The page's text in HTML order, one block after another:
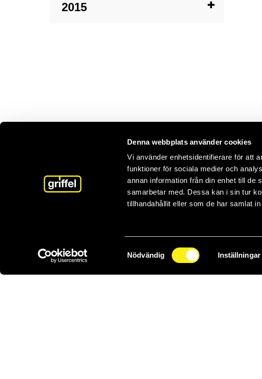
Denna webbplats använder cookies
Vi använder enhetsidentifierare för att
funktioner för sociala medier och
annan information från din enhet till de
samarbetar med. Dessa kan i sin tur
tillhandahållit eller som de har samlat
Samtyckesval
Nödvändig Inställningar
2015